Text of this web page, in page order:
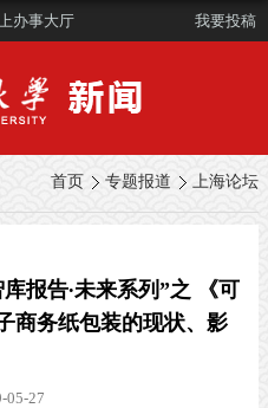
办事大厅 我要投稿
首页 专题报道 上海论坛
库报告∙未来系列”之 《可
商务纸包装的现状、影
05-27